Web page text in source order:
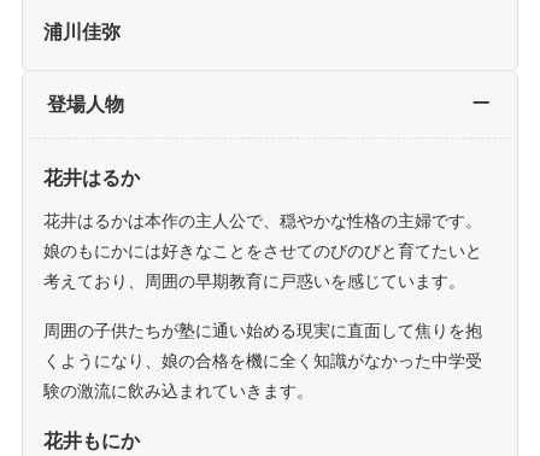
浦川佳弥
登場人物
花井はるか
花井はるかは本作の主人公で、穏やかな性格の主婦です。
娘のもにかには好きなことをさせてのびのびと育てたいと
考えており、周囲の早期教育に戸惑いを感じています。
周囲の子供たちが塾に通い始める現実に直面して焦りを抱
くようになり、娘の合格を機に全く知識がなかった中学受
験の激流に飲み込まれていきます。
花井もにか